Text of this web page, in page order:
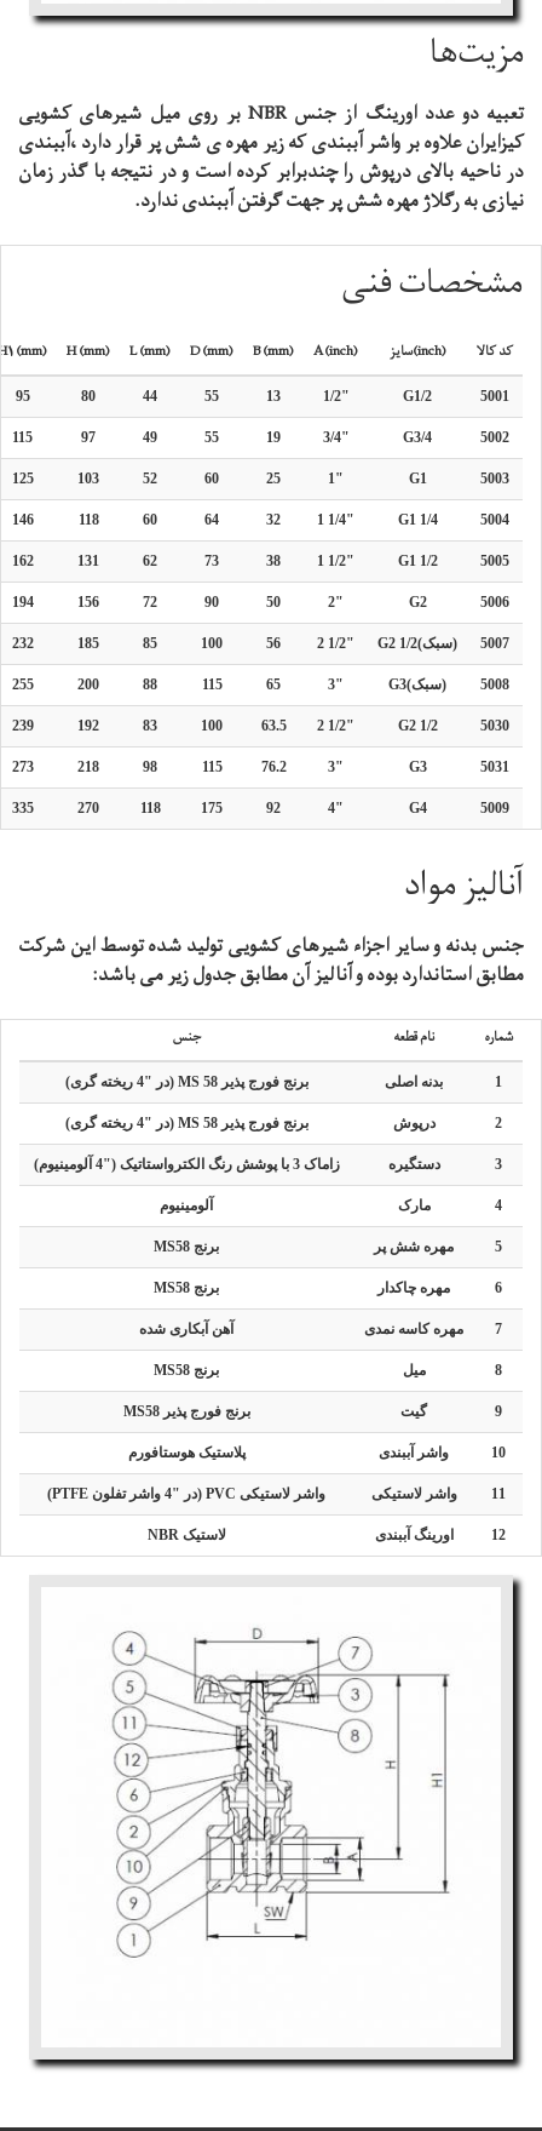
مزیت‌ها
تعبیه دو عدد اورینگ از جنس NBR بر روی میل شیرهای کشویی
کیزایران علاوه بر واشر آببندی که زیر مهره ی شش پر قرار دارد ،آببندی
در ناحیه بالای درپوش را چندبرابر کرده است و در نتیجه با گذر زمان
نیازی به رگلاژ مهره شش پر جهت گرفتن آببندی ندارد.
مشخصات فنی
کد کالا سایز(inch) A (inch)
B (mm)
D (mm)
L (mm)
H (mm)
(mm)
5001
G1/2
1/2"
13
55
44
80
95
5002
G3/4
3/4"
19
55
49
97
115
5003
G1
1"
25
60
52
103
125
5004
G1 1/4
1 1/4"
32
64
60
118
146
5005
G1 1/2
1 1/2"
38
73
62
131
162
5006
G2
2"
50
90
72
156
194
5007 G2 1/2(سبک) 2 1/2"
56
100
85
185
232
5008 G3(سبک) 3"
65
115
88
200
255
5030
G2 1/2
2 1/2"
63.5
100
83
192
239
5031
G3
3"
76.2
115
98
218
273
5009
G4
4"
92
175
118
270
335
آنالیز مواد
جنس بدنه و سایر اجزاء شیرهای کشویی تولید شده توسط این شرکت
مطابق استاندارد بوده و آنالیز آن مطابق جدول زیر می باشد:
شماره نام قطعه جنس
1 بدنه اصلی برنج فورج پذیر MS 58 (در "4 ریخته گری)
2 درپوش برنج فورج پذیر MS 58 (در "4 ریخته گری)
3 دستگیره زاماک 3 با پوشش رنگ الکترواستاتیک ("4 آلومینیوم)
4 مارک آلومینیوم
5 مهره شش پر برنج MS58
6 مهره چاکدار برنج MS58
7 مهره کاسه نمدی آهن آبکاری شده
8 میل برنج MS58
9 گیت برنج فورج پذیر MS58
10 واشر آببندی پلاستیک هوستافورم
11 واشر لاستیکی واشر لاستیکی PVC (در "4 واشر تفلون PTFE)
12 اورینگ آببندی لاستیک NBR